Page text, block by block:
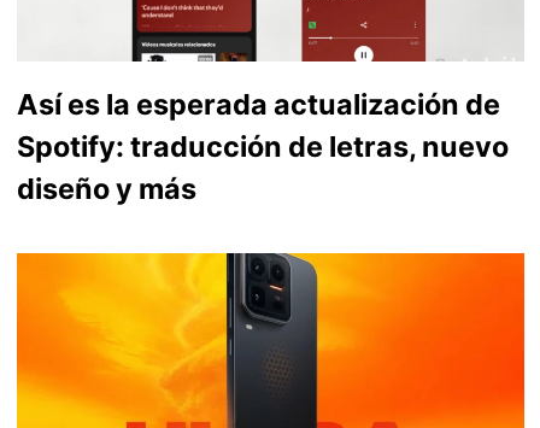
Así es la esperada actualización de
Spotify: traducción de letras, nuevo
diseño y más